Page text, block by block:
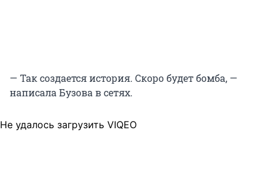
— Так создается история. Скоро будет бомба, —
написала Бузова в сетях.
Не удалось загрузить VIQEO